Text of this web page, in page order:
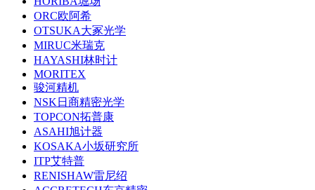
ORC欧阿希
OTSUKA大冢光学
MIRUC米瑞克
HAYASHI林时计
MORITEX
骏河精机
NSK日商精密光学
TOPCON拓普康
ASAHI旭计器
KOSAKA小坂研究所
ITP艾特普
RENISHAW雷尼绍